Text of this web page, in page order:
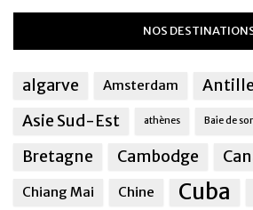
NOS
algarve Amsterdam
Asie Sud-Est
athènes Baie de
Bretagne Cambodge
Chiang Mai Chine Cuba